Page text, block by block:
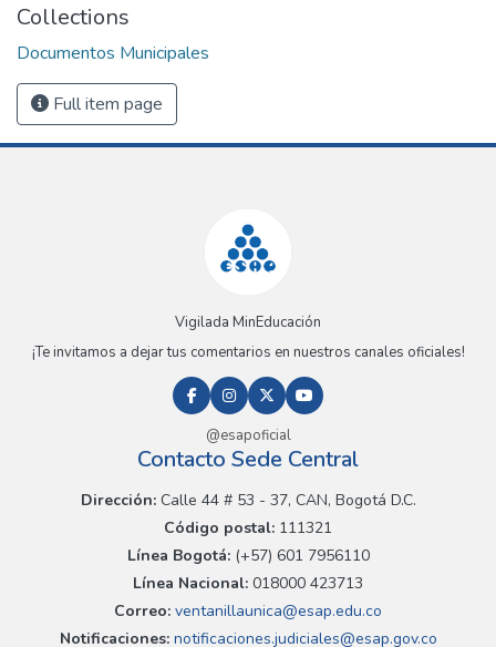
Collections
Documentos Municipales
Full item page
Vigilada MinEducación
¡Te invitamos a dejar tus comentarios en nuestros canales oficiales!
@esapoficial
Contacto Sede Central
Dirección:Calle 44 # 53 - 37, CAN, Bogotá D.C.
Código postal: 111321
Línea Bogotá:(+57) 601 7956110
Línea Nacional: 018000 423713
Correo: ventanillaunica@esap.edu.co
Notificaciones:notificaciones.judiciales@esap.gov.co